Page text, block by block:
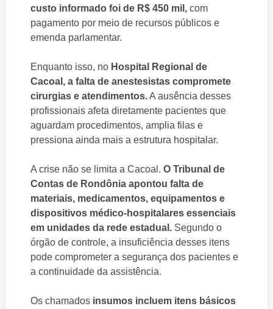
custo informado foi de R$ 450 mil, com
pagamento por meio de recursos públicos e
emenda parlamentar.
Enquanto isso, no Hospital Regional de
Cacoal, a falta de anestesistas compromete
cirurgias e atendimentos.A ausência desses
profissionais afeta diretamente pacientes que
aguardam procedimentos, amplia filas e
pressiona ainda mais a estrutura hospitalar.
A crise não se limita a Cacoal. O Tribunal de
Contas de Rondônia apontou falta de
materiais, medicamentos, equipamentos e
dispositivos médico-hospitalares essenciais
em unidades da rede estadual. Segundo o
órgão de controle, a insuficiência desses itens
pode comprometer a segurança dos pacientes e
a continuidade da assistência.
Os chamados insumos incluem itens básicos